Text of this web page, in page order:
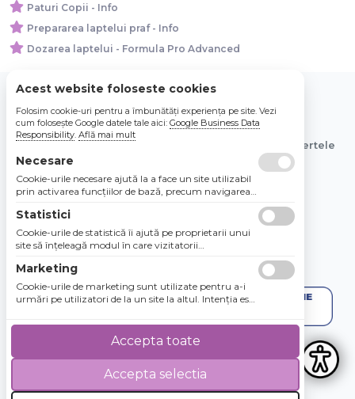
Paturi Copii - Info
Prepararea laptelui praf - Info
Dozarea laptelui - Formula Pro Advanced
© 2026 Bebe Nou Online Store SRL
Toate preturile sunt exprimate in lei si includ tva. Ofertele
sunt valabile in limita stocului disponibil.
4.8 / 5 ★★★★★
Acest website foloseste cookies
Folosim cookie-uri pentru a îmbunătăți experiența pe site. Vezi
cum folosește Google datele tale aici: Google Business Data
Responsibility. Află mai mult
Necesare
Cookie-urile necesare ajută la a face un site utilizabil
prin activarea funcţiilor de bază, precum navigarea
Site-ul nu poate funcţiona corespunzător fără aceste
cookie-uri.
Statistici
Cookie-urile de statistică îi ajută pe proprietarii unui
site să înţeleagă modul în care vizitatorii
raportarea informaţiilor în mod anonim.
Marketing
Cookie-urile de marketing sunt utilizate pentru a-i
urmări pe utilizatori de la un site la altul. Intenţia este
utilizatorii individuali, aşadar ele sunt mai valoroase
pentru agenţiile de puiblicitate şi părţile terţe care se
Accepta selectia
Accepta toate